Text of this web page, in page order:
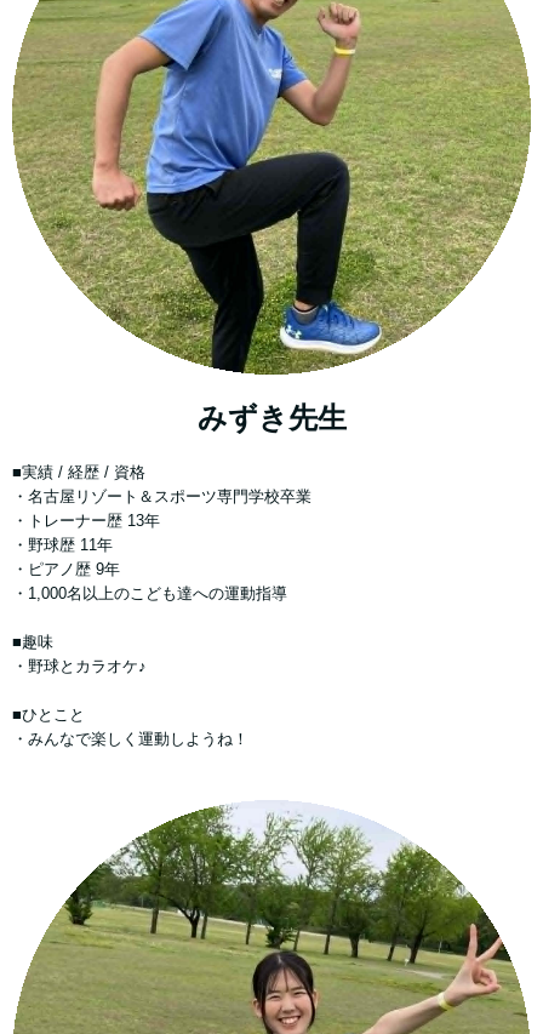
みずき先生
■実績 / 経歴 / 資格
・名古屋リゾート＆スポーツ専門学校卒業
・トレーナー歴 13年
・野球歴 11年
・ピアノ歴 9年
・1,000名以上のこども達への運動指導
■趣味
・野球とカラオケ♪
■ひとこと
・みんなで楽しく運動しようね！